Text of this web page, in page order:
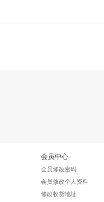
会员中心
会员修改密码
会员修改个人资料
修改收货地址